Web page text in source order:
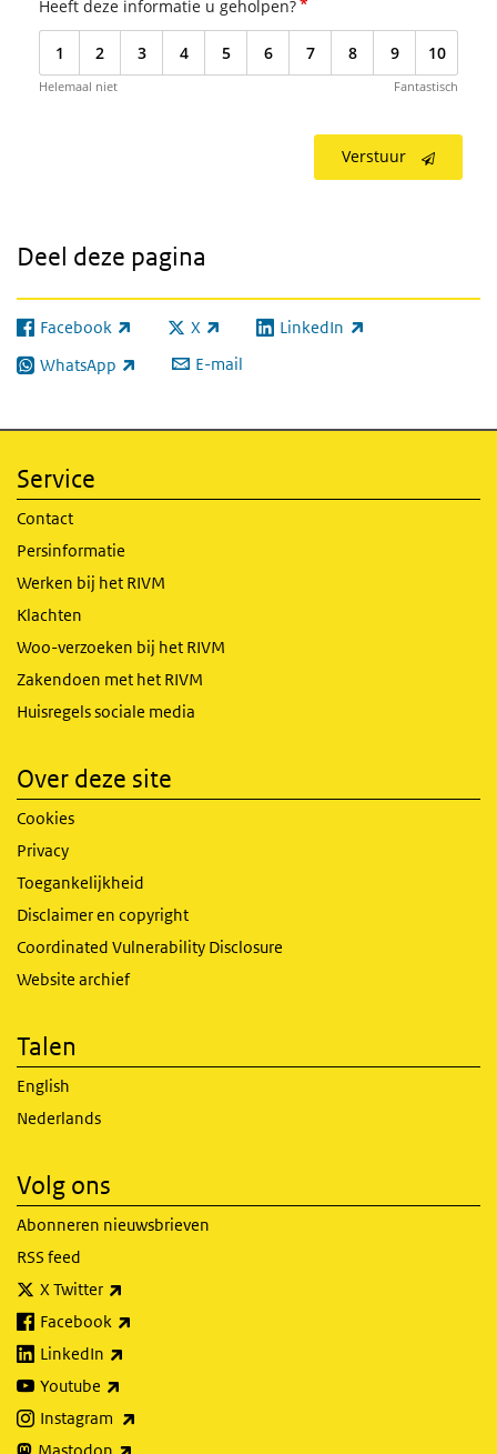
Heeft deze informatie u geholpen?
1 2 3 4 5 6 7 8 9 10
Helemaal niet Fantastisch
Verstuur
Deel deze pagina
Facebook
(externe link) X
(externe link) LinkedIn
(externe link)
WhatsApp
(externe link) E-mail
Service
Contact
Persinformatie
Werken bij het RIVM
Klachten
Woo-verzoeken bij het RIVM
Zakendoen met het RIVM
Huisregels sociale media
Over deze site
Cookies
Privacy
Toegankelijkheid
Disclaimer en copyright
Coordinated Vulnerability Disclosure
Website archief
Talen
English
Nederlands
Volg ons
Abonneren nieuwsbrieven
RSS feed
X Twitter
Facebook
LinkedIn
Youtube
Instagram
Mastodon